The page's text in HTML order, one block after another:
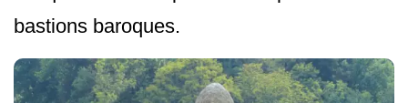
bastions baroques.